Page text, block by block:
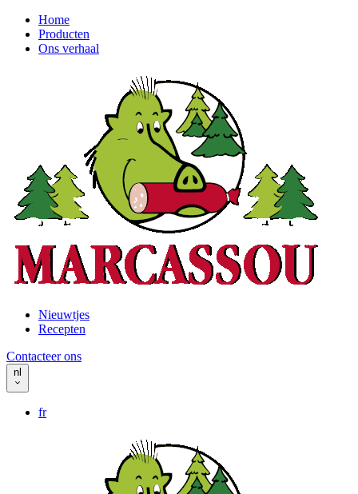
naar
Header
Home
Producten
Ons verhaal
Header
right
Nieuwtjes
Recepten
Contacteer ons
nl
fr